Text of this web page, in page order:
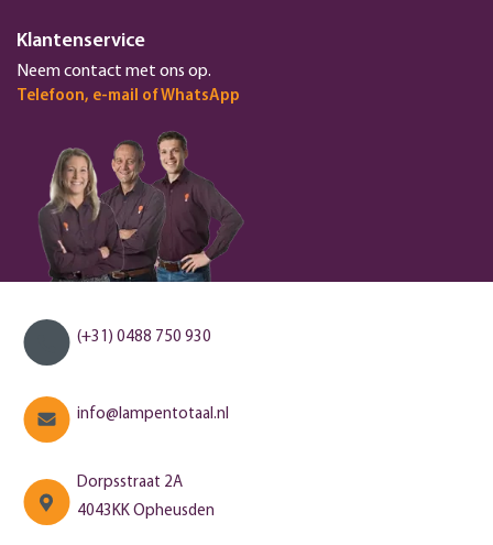
Klantenservice
Neem contact met ons op.
Telefoon, e-mail of WhatsApp
(+31) 0488 750 930
info@lampentotaal.nl
Dorpsstraat 2A
4043KK Opheusden